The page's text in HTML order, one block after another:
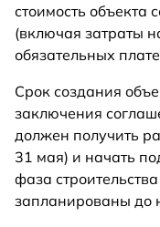
стоимость объекта
(включая затраты
обязательных
Срок создания
заключения
должен получить
31 мая) и начать
фаза
запланированы до